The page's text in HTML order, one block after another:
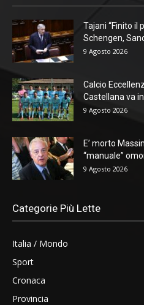
Tajani “Finito il
Schengen,
9 Agosto 2026
Calcio
Castellana va in...
9 Agosto 2026
E’ morto
“manuale”
9 Agosto 2026
Categorie Più Lette
Italia / Mondo
Sport
Cronaca
Provincia